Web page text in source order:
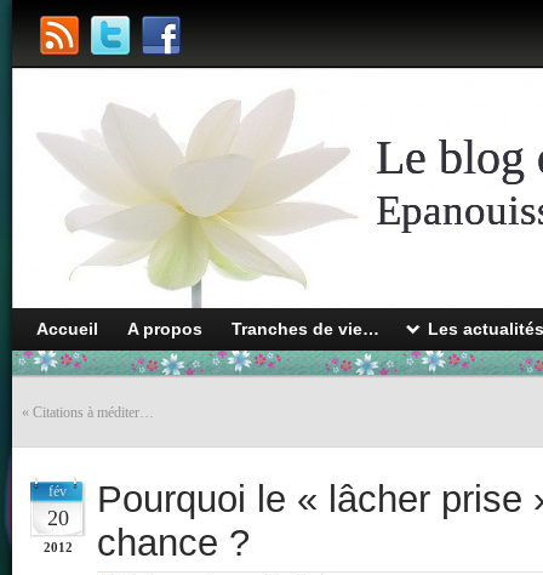
Le blog
Accueil A propos Tranches de vie… Les
« Citations à méditer…
fév
20
2012
Pourquoi le « lâcher prise
chance ?